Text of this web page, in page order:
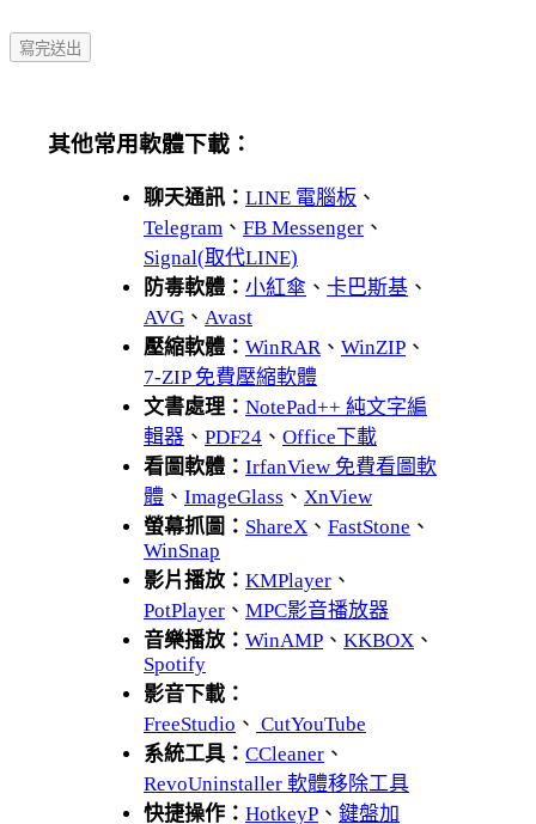
其他常用軟體下載：
聊天通訊： LINE 電腦板 、
Telegram 、 FB Messenger 、
Signal(取代LINE)
防毒軟體： 小紅傘 、 卡巴斯基 、
AVG 、 Avast
壓縮軟體： WinRAR、 WinZIP 、
7-ZIP 免費壓縮軟體
文書處理： NotePad++ 純文字編
輯器 、 PDF24 、 Office下載
看圖軟體： IrfanView 免費看圖軟
體 、 ImageGlass 、 XnView
螢幕抓圖： ShareX 、 FastStone 、
WinSnap
影片播放： KMPlayer 、
PotPlayer 、 MPC影音播放器
音樂播放： WinAMP 、 KKBOX 、
Spotify
影音下載：
FreeStudio 、 CutYouTube
系統工具： CCleaner 、
RevoUninstaller 軟體移除工具
快捷操作： HotkeyP 、 鍵盤加